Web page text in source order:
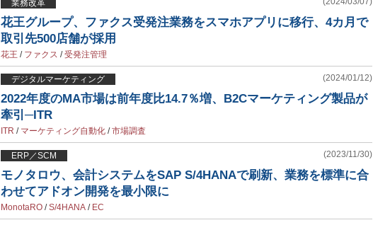
業務改革
花王グループ、ファクス受発注業務をスマホアプリに移行、4カ月で
取引先500店舗が採用
花王 / ファクス /受発注管理
デジタルマーケティング (2024/01/12)
2022年度のMA市場は前年度比14.7％増、B2Cマーケティング製品が
牽引─ITR
ITR / マーケティング自動化 /市場調査
ERP／SCM (2023/11/30)
モノタロウ、会計システムをSAP S/4HANAで刷新、業務を標準に合
わせてアドオン開発を最小限に
MonotaRO /S/4HANA / EC